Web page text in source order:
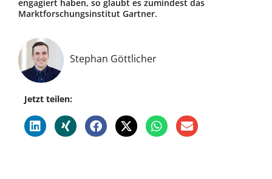
engagiert haben, so glaubt es zumindest das
Marktforschungsinstitut Gartner.
Stephan Göttlicher
Jetzt teilen: